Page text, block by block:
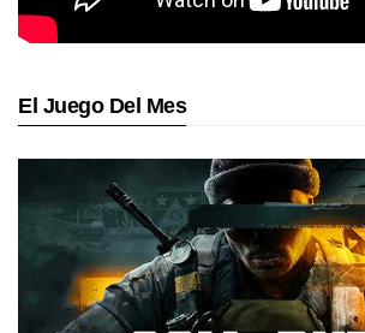
El Juego Del Mes